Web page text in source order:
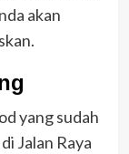
akan
yang sudah
Jalan Raya